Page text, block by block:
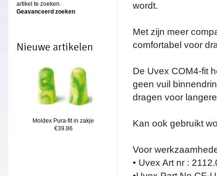
artikel te zoeken.
Geavanceerd zoeken
Nieuwe artikelen
Moldex Pura-fit in zakje
€39.86
wordt.
Met zijn meer
comfortabel voor
De Uvex COM4-fit
geen vuil
dragen voor
Kan ook gebruikt
Voor
• Uvex Art nr :